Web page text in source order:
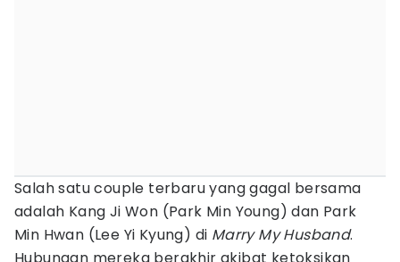
Salah satu couple terbaru yang gagal bersama
adalah Kang Ji Won (Park Min Young) dan Park
Min Hwan (Lee Yi Kyung) di Marry My Husband.